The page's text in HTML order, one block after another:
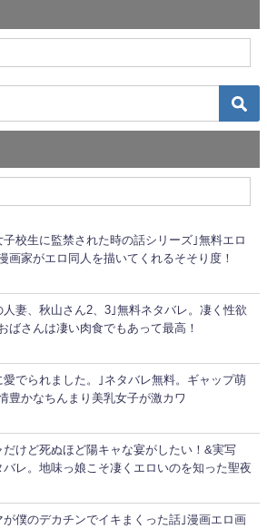
子校生に監禁された時の話シリーズ｣無料エロ
画家がエロ同人を描いてくれるそそり度！
人妻、秋山さん2、3｣無料ネタバレ。凄く性欲
ばさんは凄い肉食でもあって最高！
愛でられました。｣ネタバレ無料。ギャップ萌
豊かなちんまり美乳女子が激カワ
だけど死ぬほど陽キャな宴がしたい！&実写
バレ。地味っ娘こそ凄くエロいのを知った聖夜
が僕のデカチンでイキまくった話｣漫画エロ画